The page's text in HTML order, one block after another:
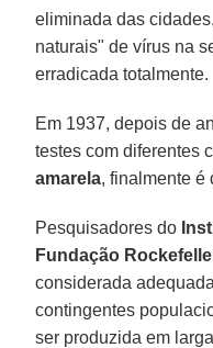
eliminada das
naturais" de vírus na
erradicada totalmente.
Em 1937, depois de
testes com diferentes
amarela, finalmente é
Pesquisadores do
Fundação
considerada
contingentes
ser produzida em